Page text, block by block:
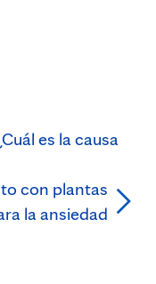
es la causa
con plantas
la ansiedad